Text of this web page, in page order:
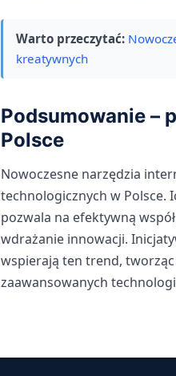
Warto przeczytać:
kreatywnych
Podsumowanie –
Polsce
Nowoczesne narzędzia
technologicznych w Polsce.
pozwala na efektywną
wdrażanie innowacji.
wspierają ten trend,
zaawansowanych